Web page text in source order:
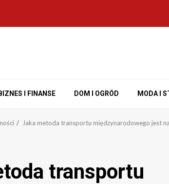
BIZNES I FINANSE DOM I OGRÓD MODA I
Jaka metoda transportu międzynarodowego jest
transportu